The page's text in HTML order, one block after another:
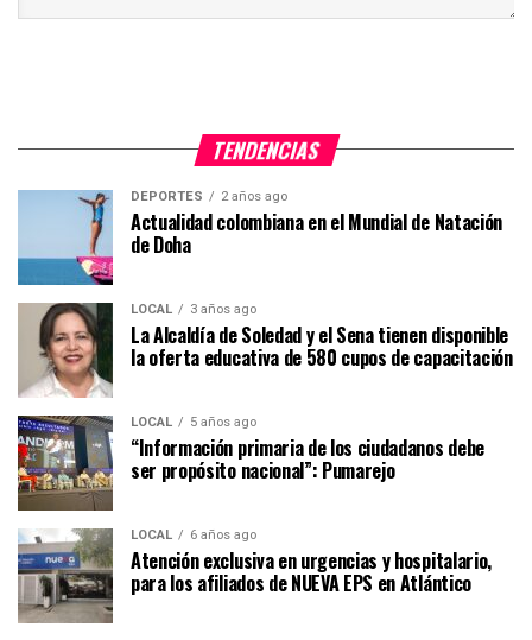
TENDENCIAS
DEPORTES 2 años ago
Actualidad colombiana en el Mundial de Natación
de Doha
LOCAL 3 años ago
La Alcaldía de Soledad y el Sena tienen disponible
la oferta educativa de 580 cupos de capacitación
LOCAL 5 años ago
“Información primaria de los ciudadanos debe
ser propósito nacional”: Pumarejo
LOCAL 6 años ago
Atención exclusiva en urgencias y hospitalario,
para los afiliados de NUEVA EPS en Atlántico